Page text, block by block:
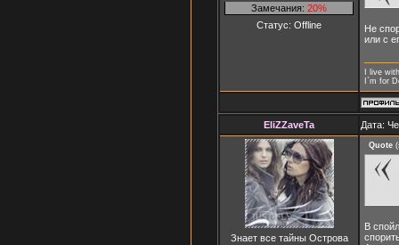
Замечания: 20%
Статус: Offline
Не
или с
I live
I`m for
EliZZaveTa Дата:
Знает все тайны Острова
Quote (
В